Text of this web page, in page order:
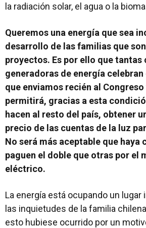
la radiación solar, el agua o la
Queremos una energía que sea
desarrollo de las familias que
proyectos. Es por ello que tantas
generadoras de energía
que enviamos recién al Congreso
permitirá, gracias a esta
hacen al resto del país, obtener
precio de las cuentas de la luz
No será más aceptable que haya
paguen el doble que otras por el
eléctrico.
La energía está ocupando un
las inquietudes de la familia
esto hubiese ocurrido por un